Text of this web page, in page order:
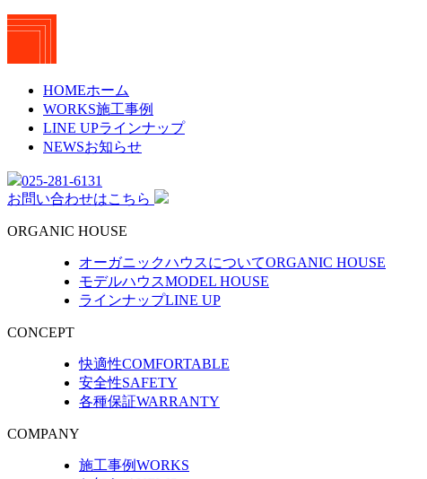
HOMEホーム
WORKS施工事例
LINE UPラインナップ
NEWSお知らせ
025-281-6131
お問い合わせはこちら
ORGANIC HOUSE
オーガニックハウスについてORGANIC HOUSE
モデルハウスMODEL HOUSE
ラインナップLINE UP
CONCEPT
快適性COMFORTABLE
安全性SAFETY
各種保証WARRANTY
COMPANY
施工事例WORKS